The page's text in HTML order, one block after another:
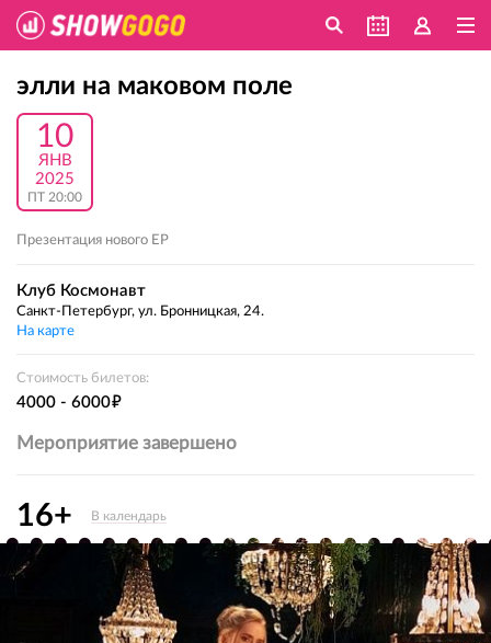
элли на маковом поле
10
ЯНВ
2025
ПТ 20:00
Презентация нового EP
Клуб Космонавт
Санкт-Петербург, ул. Бронницкая, 24.
На карте
Стоимость билетов:
4000 - 6000е
Мероприятие завершено
16+ В календарь